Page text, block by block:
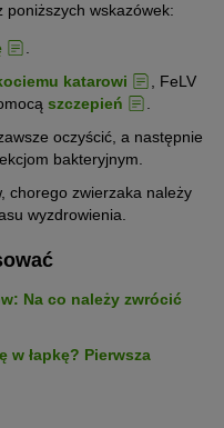
poniższych wskazówek:
.
katarowi
, FeLV
szczepień
.
oczyścić, a następnie
bakteryjnym.
chorego zwierzaka należy
wyzdrowienia.
Na co należy zwrócić
w łapkę? Pierwsza